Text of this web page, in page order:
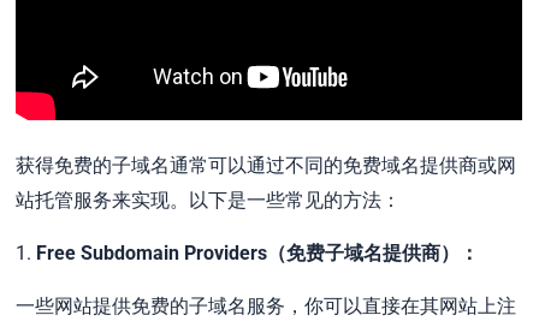
获得免费的子域名通常可以通过不同的免费域名提供商或网
站托管服务来实现。以下是一些常见的方法：
1. Free Subdomain Providers（免费子域名提供商）：
一些网站提供免费的子域名服务，你可以直接在其网站上注